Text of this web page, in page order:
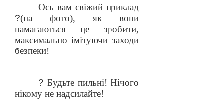
Ось вам свіжий приклад
?(на фото), як вони
намагаються це зробити,
максимально імітуючи заходи
безпеки!
? Будьте пильні! Нічого
нікому не надсилайте!